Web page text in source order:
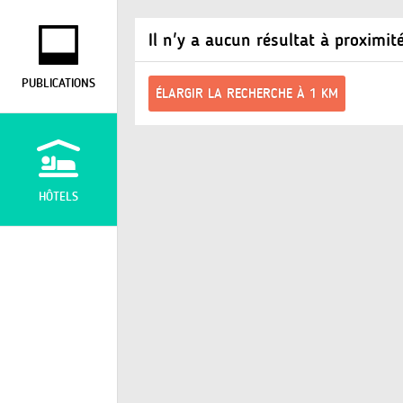
PUBLICATIONS
HÔTELS
Il n'y a aucun résultat à
ÉLARGIR LA RECHERCHE À 1 KM